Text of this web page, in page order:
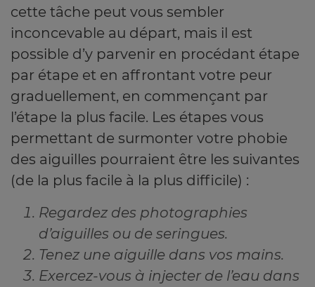
cette tâche peut vous sembler
inconcevable au départ, mais il est
possible d’y parvenir en procédant étape
par étape et en affrontant votre peur
graduellement, en commençant par
l’étape la plus facile. Les étapes vous
permettant de surmonter votre phobie
des aiguilles pourraient être les suivantes
(de la plus facile à la plus difficile) :
Regardez des photographies
d’aiguilles ou de seringues.
Tenez une aiguille dans vos mains.
Exercez-vous à injecter de l’eau dans